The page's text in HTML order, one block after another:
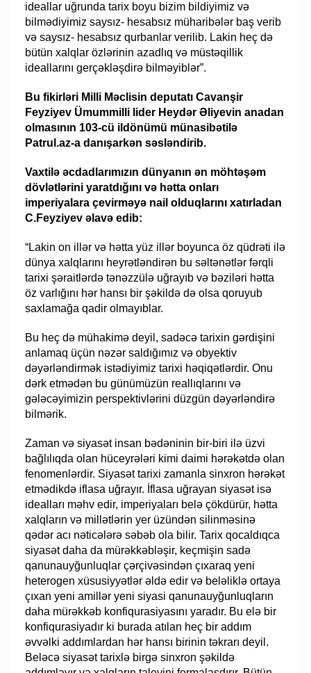
ideallar uğrunda tarix boyu bizim bildiyimiz və
bilmədiyimiz saysız- hesabsız müharibələr baş verib
və saysız- hesabsız qurbanlar verilib. Lakin heç də
bütün xalqlar özlərinin azadlıq və müstəqillik
ideallarını gerçəkləşdirə bilməyiblər”.
Bu fikirləri Milli Məclisin deputatı Cavanşir
Feyziyev Ümummilli lider Heydər Əliyevin anadan
olmasının 103-cü ildönümü münasibətilə
Patrul.az-a danışarkən səsləndirib.
Vaxtilə əcdadlarımızın dünyanın ən möhtəşəm
dövlətlərini yaratdığını və hətta onları
imperiyalara çevirməyə nail olduqlarını xatırladan
C.Feyziyev əlavə edib:
“Lakin on illər və hətta yüz illər boyunca öz qüdrəti ilə
dünya xalqlarını heyrətləndirən bu səltənətlər fərqli
tarixi şəraitlərdə tənəzzülə uğrayıb və bəziləri hətta
öz varlığını hər hansı bir şəkildə də olsa qoruyub
saxlamağa qadir olmayıblar.
Bu heç də mühakimə deyil, sadəcə tarixin gərdişini
anlamaq üçün nəzər saldığımız və obyektiv
dəyərləndirmək istədiyimiz tarixi həqiqətlərdir. Onu
dərk etmədən bu günümüzün reallıqlarını və
gələcəyimizin perspektivlərini düzgün dəyərləndirə
bilmərik.
Zaman və siyasət insan bədəninin bir-biri ilə üzvi
bağlılıqda olan hüceyrələri kimi daimi hərəkətdə olan
fenomenlərdir. Siyasət tarixi zamanla sinxron hərəkət
etmədikdə iflasa uğrayır. İflasa uğrayan siyasət isə
idealları məhv edir, imperiyaları belə çökdürür, hətta
xalqların və millətlərin yer üzündən silinməsinə
qədər acı nəticələrə səbəb ola bilir. Tarix qocaldıqca
siyasət daha da mürəkkəbləşir, keçmişin sadə
qanunauyğunluqlar çərçivəsindən çıxaraq yeni
heterogen xüsusiyyətlər əldə edir və beləliklə ortaya
çıxan yeni amillər yeni siyasi qanunauyğunluqların
daha mürəkkəb konfiqurasiyasını yaradır. Bu elə bir
konfiqurasiyadır ki burada atılan heç bir addım
əvvəlki addımlardan hər hansı birinin təkrarı deyil.
Beləcə siyasət tarixlə birgə sinxron şəkildə